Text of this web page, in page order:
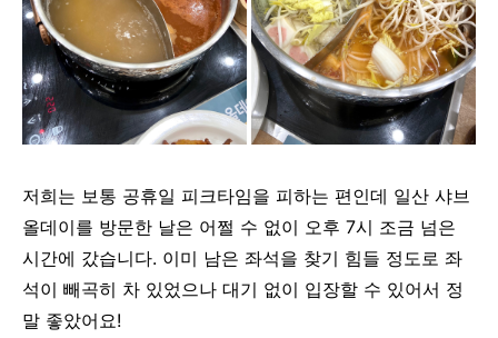
저희는 보통 공휴일 피크타임을 피하는 편인데 일산 샤브
올데이를 방문한 날은 어쩔 수 없이 오후 7시 조금 넘은
시간에 갔습니다. 이미 남은 좌석을 찾기 힘들 정도로 좌
석이 빼곡히 차 있었으나 대기 없이 입장할 수 있어서 정
말 좋았어요!